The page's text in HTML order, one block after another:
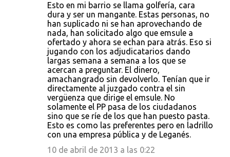
Esto en mi barrio se llama golfería, cara
dura y ser un mangante. Estas personas, no
han suplicado ni se han aprovechando de
nada, han solicitado algo que emsule a
ofertado y ahora se echan para atrás. Eso si
jugando con los adjudicatarios dando
largas semana a semana a los que se
acercan a preguntar. El dinero,
amachangrado sin devolverlo. Tenían que ir
directamente al juzgado contra el sin
vergüenza que dirige el emsule. No
solamente el PP pasa de los ciudadanos
sino que se ríe de los que han puesto pasta.
Esto es como las preferentes pero en ladrillo
con una empresa pública y de Leganés.
10 de abril de 2013 a las 0:22